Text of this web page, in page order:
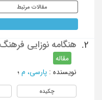
مقالات مرتبط
2. هنگامه نوزایی
مقاله
نویسنده : پارسی، م ؛
چکیده